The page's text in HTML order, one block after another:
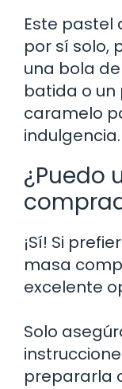
Este pastel
por sí solo,
una bola
batida o un
caramelo
indulgencia.
¿Puedo
¡Sí! Si
masa
excelente
Solo
prepararla